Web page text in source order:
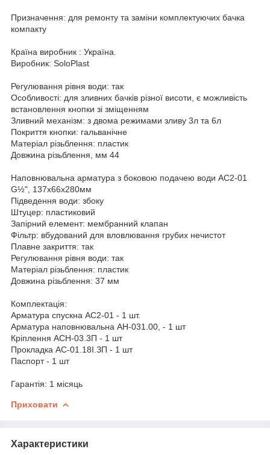
Призначення: для ремонту та заміни комплектуючих бачка
компакту
Країна виробник : Україна.
Виробник: SoloPlast
Регулювання рівня води: так
Особливості: для зливних бачків різної висоти, є можливість
встановлення кнопки зі зміщенням
Зливний механізм: з двома режимами зливу 3л та 6л
Покриття кнопки: гальванічне
Матеріал різьблення: пластик
Довжина різьблення, мм 44
Наповнювальна арматура з боковою подачею води АС2-01
G½ʺ, 137х66х280мм
Підведення води: збоку
Штуцер: пластиковий
Запірний елемент: мембранний клапан
Фільтр: вбудований для вловлювання грубих нечистот
Плавне закриття: так
Регулювання рівня води: так
Матеріал різьблення: пластик
Довжина різьблення: 37 мм
Комплектація:
Арматура спускна АС2-01 - 1 шт.
Арматура наповнювальна АН-031.00, - 1 шт
Кріплення АСН-03.3П - 1 шт
Прокладка АС-01.18І.ЗП - 1 шт
Паспорт - 1 шт
Гарантія: 1 місяць
Приховати
Характеристики